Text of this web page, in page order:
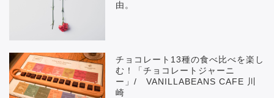
由。
チョコレート13種の食べ比べを楽し
む！「チョコレートジャーニ
ー」/ VANILLABEANS CAFE 川
崎